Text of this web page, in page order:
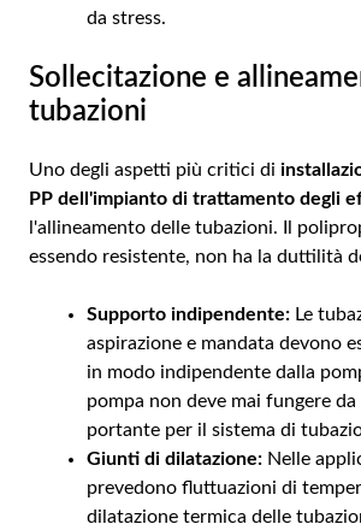
da stress.
Sollecitazione e
tubazioni
Uno degli aspetti più critici di
PP dell'impianto di trattamento degli
l'allineamento delle tubazioni. Il
essendo resistente, non ha la duttilità
Supporto indipendente: Le
aspirazione e mandata devono
in modo indipendente dalla
pompa non deve mai fungere
portante per il sistema di
Giunti di dilatazione: Nelle
prevedono fluttuazioni di
dilatazione termica delle